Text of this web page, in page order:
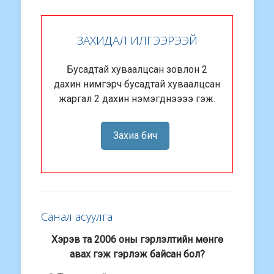
ЗАХИДАЛ ИЛГЭЭРЭЭЙ
Бусадтай хуваалцсан зовлон 2
дахин нимгэрч бусадтай хуваалцсан
жаргал 2 дахин нэмэгднээээ гэж.
Захиа бич
Санал асуулга
Хэрэв та 2006 оны гэрлэлтийн мөнгө
авах гэж гэрлэж байсан бол?